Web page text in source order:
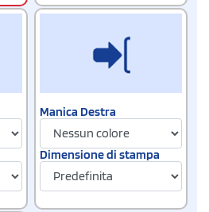
Manica Destra
Dimensione di stampa